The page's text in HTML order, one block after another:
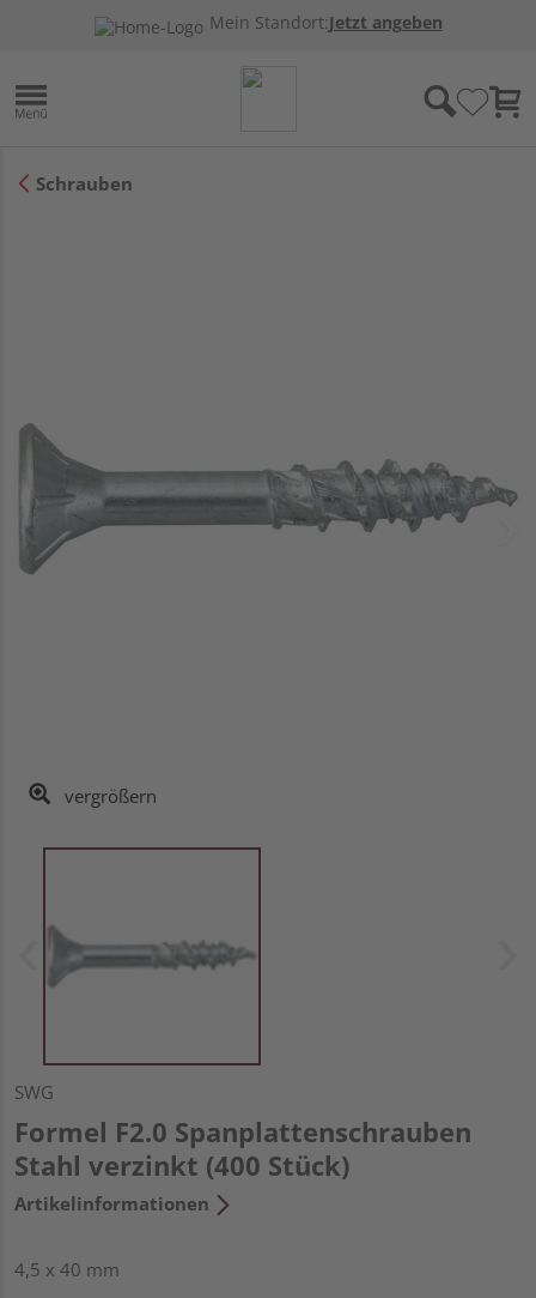
Mein Standort:Jetzt angeben
Schrauben
vergrößern
SWG
Formel F2.0 Spanplattenschrauben
Stahl verzinkt (400 Stück)
Artikelinformationen
4,5 x 40 mm